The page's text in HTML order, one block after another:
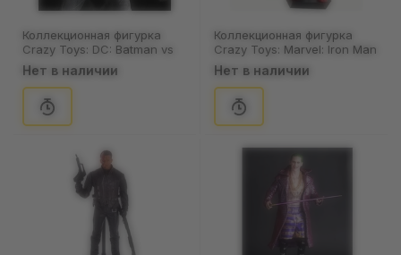
Коллекционная фигурка
Crazy Toys: DC: Batman vs
Superman: Batman, (44353)
Нет в наличии
Коллекционная фигурка
Crazy Toys: Marvel: Iron Man
(Mark XLVII), (44396)
Нет в наличии